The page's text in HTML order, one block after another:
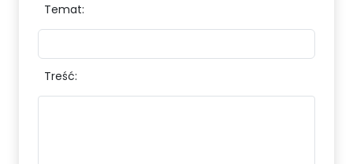
Temat:
Treść: